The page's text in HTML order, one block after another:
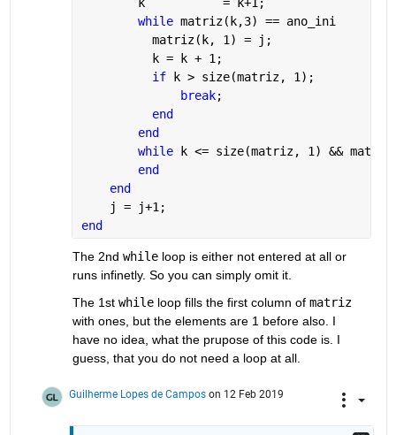
while matriz(k,3) == ano_ini
          matriz(k, 1) = j;
          k = k + 1;
if
k > size(matriz, 1);
break;
end
end
while
k <= size(matriz, 1) &&
end
end
    j = j+1;
end
The 2nd while loop is either not entered at all or
runs infinetly. So you can simply omit it.
The 1st while loop fills the first column of matriz
with ones, but the elements are 1 before also. I
have no idea, what the prupose of this code is. I
guess, that you do not need a loop at all.
Guilherme Lopes de Campos on 12 Feb 2019